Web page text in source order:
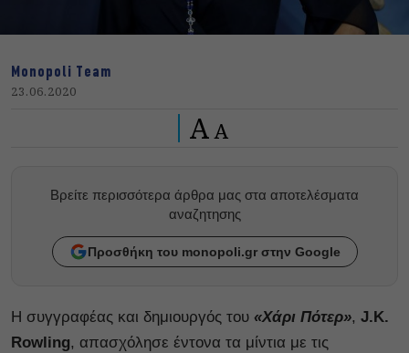
Monopoli Team
23.06.2020
A A
Βρείτε περισσότερα άρθρα μας στα αποτελέσματα
αναζητησης
Προσθήκη του monopoli.gr στην Google
Η συγγραφέας και δημιουργός του «Χάρι Πότερ», J.K.
Rowling, απασχόλησε έντονα τα μίντια με τις